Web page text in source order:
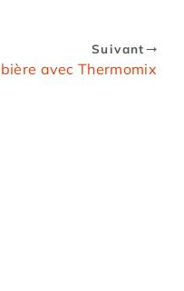
Suivant
avec Thermomix